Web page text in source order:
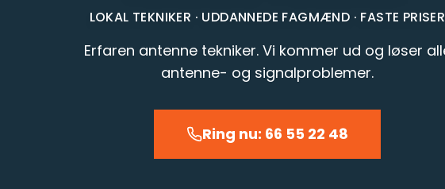
LOKAL TEKNIKER · UDDANNEDE FAGMÆND · FASTE PRISER
Erfaren antenne tekniker. Vi kommer ud og løser
antenne- og signalproblemer.
Ring nu: 66 55 22 48